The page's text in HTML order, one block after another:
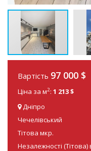
Вартість 97 000 $
Ціна за м2: 1 213 $
Дніпро
Чечелівський
Тітова мкр.
Незалежності (Тітова)